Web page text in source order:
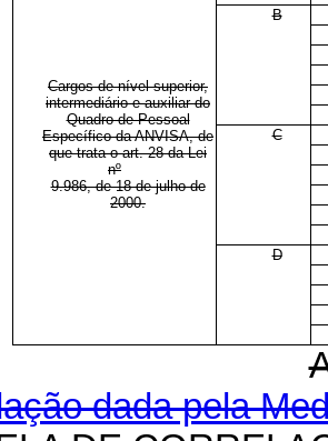
Cargos de nível superior,
intermediário e auxiliar do
Quadro de Pessoal
Específico da ANVISA, de
que trata o art. 28 da Lei
nº
9.986, de 18 de julho de
2000.
B
C
D
dada pela